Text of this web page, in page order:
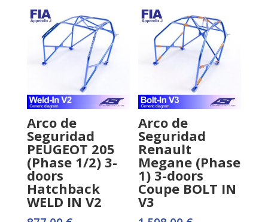
Arco de
Seguridad
PEUGEOT 205
(Phase 1/2) 3-
doors
Hatchback
WELD IN V2
Arco de
Seguridad
Renault
Megane (Phase
1) 3-doors
Coupe BOLT IN
V3